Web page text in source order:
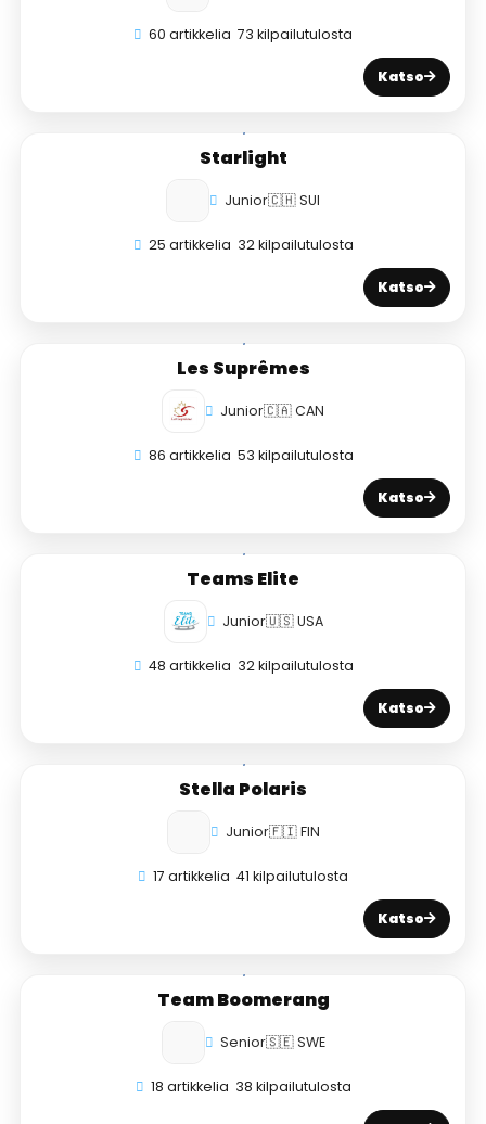
60 artikkelia 73 kilpailutulosta
Katso
Starlight
Junior🇨🇭 SUI
25 artikkelia 32 kilpailutulosta
Katso
Les Suprêmes
Junior🇨🇦 CAN
86 artikkelia 53 kilpailutulosta
Katso
Teams Elite
Junior🇺🇸 USA
48 artikkelia 32 kilpailutulosta
Katso
Stella Polaris
Junior🇫🇮 FIN
17 artikkelia 41 kilpailutulosta
Katso
Team Boomerang
Senior🇸🇪 SWE
18 artikkelia 38 kilpailutulosta